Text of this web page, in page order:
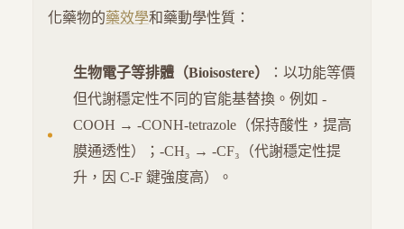
化藥物的藥效學和藥動學性質：
生物電子等排體（Bioisostere）
：以功能等價
但代謝穩定性不同的官能基替換。例如 -
COOH → -CONH-tetrazole（保持酸性，提高
膜通透性）；-CH₃ → -CF₃（代謝穩定性提
升，因 C-F 鍵強度高）。